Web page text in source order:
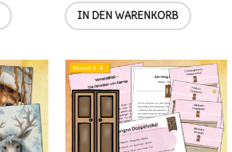
IN DEN WARENKORB